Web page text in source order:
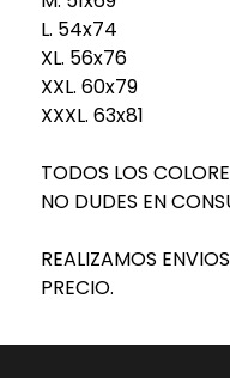
L. 54x74
XL. 56x76
XXL. 60x79
XXXL. 63x81
TODOS LOS
NO DUDES EN
REALIZAMOS
PRECIO.